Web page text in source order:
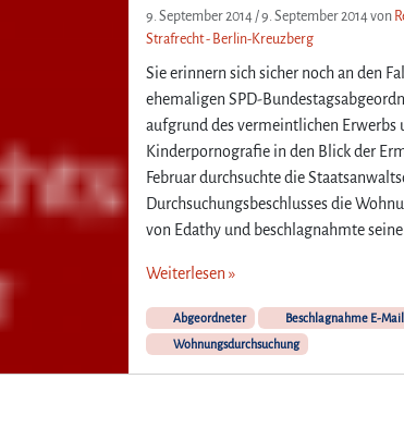
9. September 2014 /9. September 2014von
Strafrecht - Berlin-Kreuzberg
Sie erinnern sich sicher noch an den
ehemaligen SPD-
aufgrund des vermeintlichen Erwerbs
Kinderpornografie in den Blick der
Februar durchsuchte die
Durchsuchungsbeschlusses die
von Edathy und beschlagnahmte
Weiterlesen »
Abgeordneter Beschlagnahme E-
Wohnungsdurchsuchung